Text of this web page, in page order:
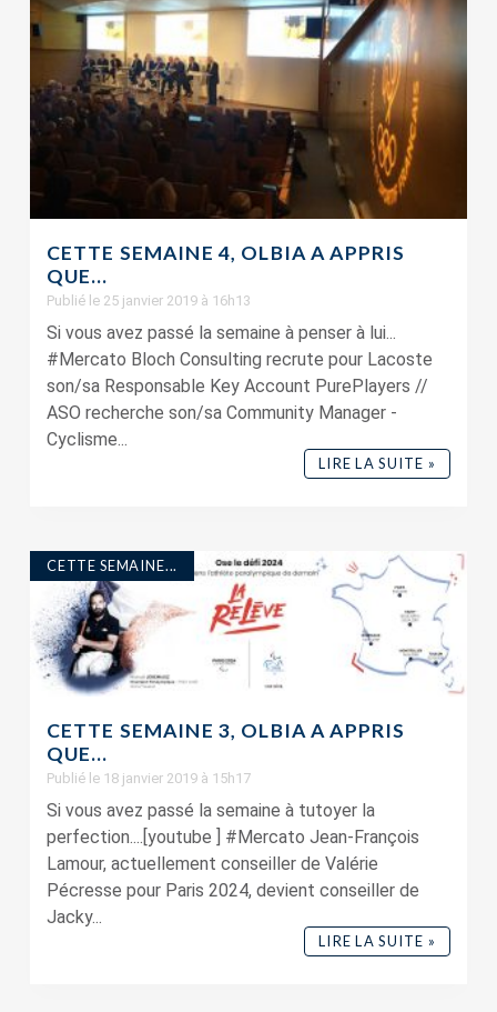
CETTE SEMAINE 4, OLBIA A APPRIS
QUE…
Publié le 25 janvier 2019 à 16h13
Si vous avez passé la semaine à penser à lui...
#Mercato Bloch Consulting recrute pour Lacoste
son/sa Responsable Key Account PurePlayers //
ASO recherche son/sa Community Manager -
Cyclisme...
LIRE LA SUITE »
CETTE SEMAINE...
CETTE SEMAINE 3, OLBIA A APPRIS
QUE…
Publié le 18 janvier 2019 à 15h17
Si vous avez passé la semaine à tutoyer la
perfection....[youtube ] #Mercato Jean-François
Lamour, actuellement conseiller de Valérie
Pécresse pour Paris 2024, devient conseiller de
Jacky...
LIRE LA SUITE »